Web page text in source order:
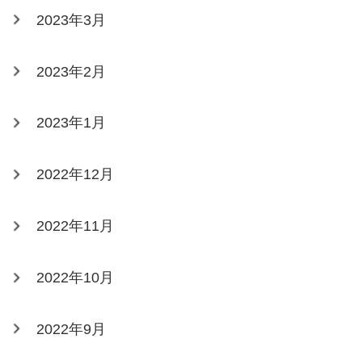
2023年3月
2023年2月
2023年1月
2022年12月
2022年11月
2022年10月
2022年9月